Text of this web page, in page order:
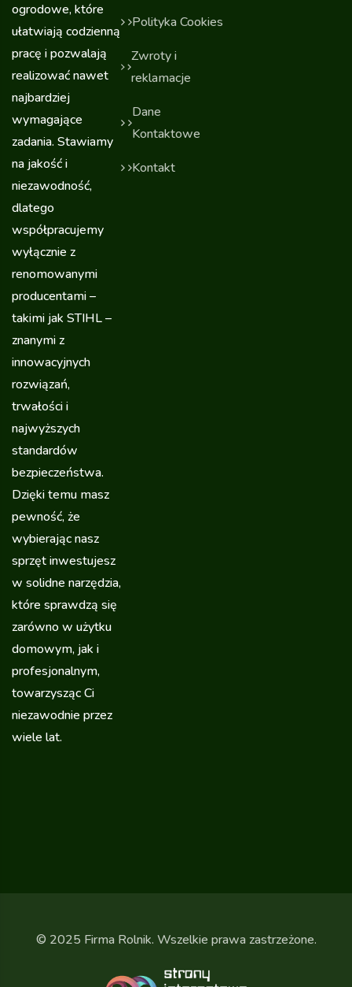
ogrodowe, które
ułatwiają codzienną
pracę i pozwalają
realizować nawet
najbardziej
wymagające
zadania. Stawiamy
na jakość i
niezawodność,
dlatego
współpracujemy
wyłącznie z
renomowanymi
producentami –
takimi jak STIHL –
znanymi z
innowacyjnych
rozwiązań,
trwałości i
najwyższych
standardów
bezpieczeństwa.
Dzięki temu masz
pewność, że
wybierając nasz
sprzęt inwestujesz
w solidne narzędzia,
które sprawdzą się
zarówno w użytku
domowym, jak i
profesjonalnym,
towarzysząc Ci
niezawodnie przez
wiele lat.
Polityka Cookies
Zwroty i
reklamacje
Dane
Kontaktowe
Kontakt
© 2025 Firma Rolnik. Wszelkie prawa zastrzeżone.